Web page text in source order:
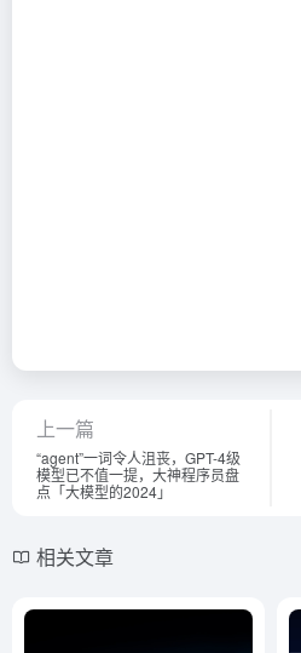
上一篇
“agent”一词令人沮丧，GPT-4级
模型已不值一提，大神程序员盘
点「大模型的2024」
相关文章